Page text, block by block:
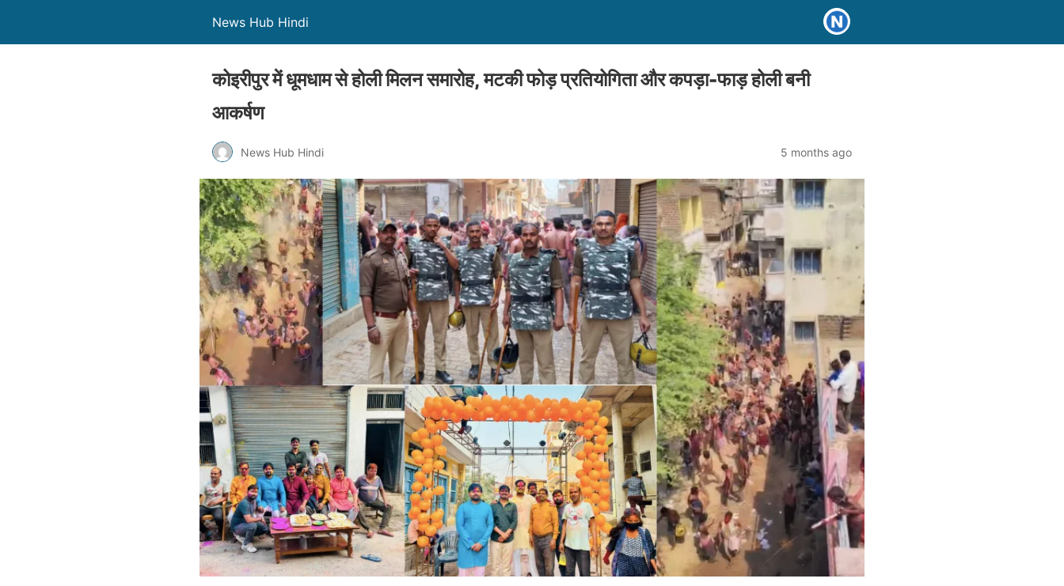
News Hub Hindi
कोइरीपुर में धूमधाम से होली मिलन समारोह, मटकी फोड़ प्रतियोगिता और कपड़ा-फाड़ होली बनी
आकर्षण
News Hub Hindi 5 months ago